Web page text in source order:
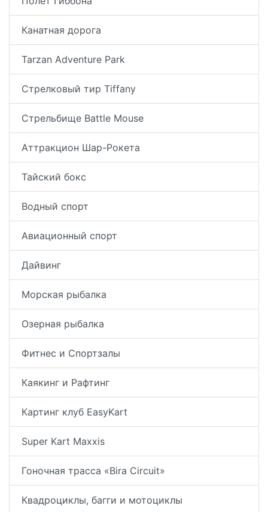
Канатная дорога
Tarzan Adventure Park
Стрелковый тир Tiffany
Стрельбище Battle Mouse
Аттракцион Шар-Рокета
Тайский бокс
Водный спорт
Авиационный спорт
Дайвинг
Морская рыбалка
Озерная рыбалка
Фитнес и Спортзалы
Каякинг и Рафтинг
Картинг клуб EasyKart
Super Kart Maxxis
Гоночная трасса «Bira Circuit»
Квадроциклы, багги и мотоциклы